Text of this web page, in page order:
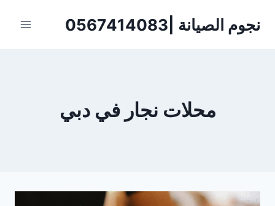
نجوم الصيانة |0567414083
محلات نجار في دبي